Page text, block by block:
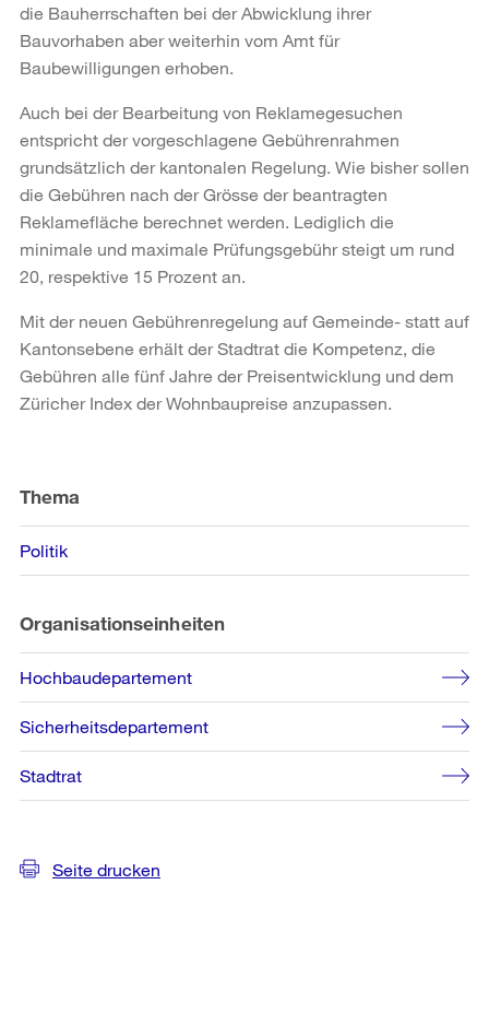
die Bauherrschaften bei der Abwicklung ihrer
Bauvorhaben aber weiterhin vom Amt für
Baubewilligungen erhoben.
Auch bei der Bearbeitung von Reklamegesuchen
entspricht der vorgeschlagene Gebührenrahmen
grundsätzlich der kantonalen Regelung. Wie bisher sollen
die Gebühren nach der Grösse der beantragten
Reklamefläche berechnet werden. Lediglich die
minimale und maximale Prüfungsgebühr steigt um rund
20, respektive 15 Prozent an.
Mit der neuen Gebührenregelung auf Gemeinde- statt auf
Kantonsebene erhält der Stadtrat die Kompetenz, die
Gebühren alle fünf Jahre der Preisentwicklung und dem
Züricher Index der Wohnbaupreise anzupassen.
Informationen
Thema
Politik
Organisationseinheiten
Hochbaudepartement
Sicherheitsdepartement
Stadtrat
Seite drucken